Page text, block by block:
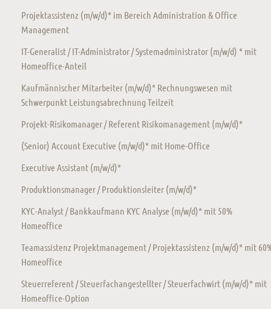
Projektassistenz (m/w/d)* im Bereich Administration & Office
Management
IT-Generalist / IT-Administrator / Systemadministrator (m/w/d) * mit
Homeoffice-Anteil
Kaufmännischer Mitarbeiter (m/w/d)* Rechnungswesen mit
Schwerpunkt Leistungsabrechnung Teilzeit
Projekt-Risikomanager / Referent Risikomanagement (m/w/d)*
(Senior) Account Executive (m/w/d)* mit Home-Office
Executive Assistant (m/w/d)*
Produktionsmanager / Produktionsleiter (m/w/d)*
KYC-Analyst / Bankkaufmann KYC Analyse (m/w/d)* mit 50%
Homeoffice
Teamassistenz Projektmanagement / Projektassistenz (m/w/d)* mit
Homeoffice
Steuerreferent / Steuerfachangestellter / Steuerfachwirt (m/w/d)* mit
Homeoffice-Option